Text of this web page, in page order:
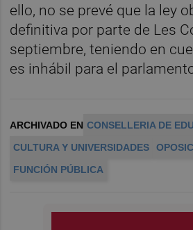
ello, no se prevé que la ley
definitiva por parte de Les
septiembre, teniendo en
es inhábil para el
ARCHIVADO EN CONSELLERIA DE
CULTURA Y UNIVERSIDADES
FUNCIÓN PÚBLICA